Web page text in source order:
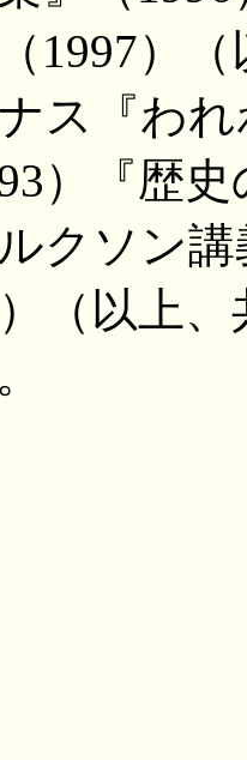
1997）
ス『わ
）『歴
ルクソン
（以上